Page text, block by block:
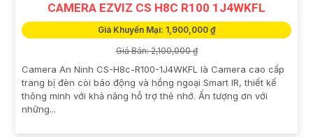
CAMERA EZVIZ CS H8C R100 1J4WKFL
Giá Khuyến Mại: 1,900,000 ₫
Giá Bán: 2,100,000 ₫
Camera An Ninh CS-H8c-R100-1J4WKFL là Camera cao cấp
trang bị đèn còi báo động và hồng ngoại Smart IR, thiết kế
thông minh với khả năng hỗ trợ thẻ nhớ. Ấn tượng ơn với
những...